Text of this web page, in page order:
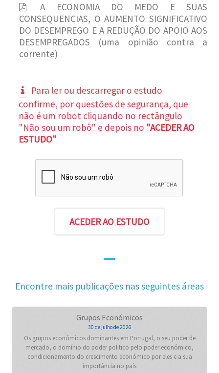
A ECONOMIA DO MEDO E SUAS
CONSEQUENCIAS, O AUMENTO SIGNIFICATIVO
DO DESEMPREGO E A REDUÇÃO DO APOIO AOS
DESEMPREGADOS (uma opinião contra a
corrente)
Para ler ou descarregar o estudo
confirme, por questões de segurança, que
não é um robot cliquando no rectângulo
"Não sou um robô" e depois no "ACEDER AO
ESTUDO"
Encontre mais publicações nas seguintes áreas
Grupos Económicos
30 de julho de 2026
Os grupos económicos dominantes em Portugal, o seu poder de
mercado, o domínio do poder politico pelo poder económico,
condicionamento do crescimento económico por eles e a sua
importância no país